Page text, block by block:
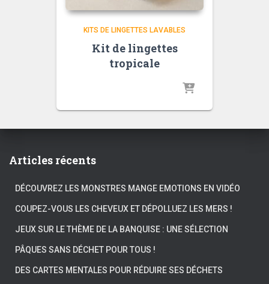
KITS DE LINGETTES LAVABLES
Kit de lingettes
tropicale
Articles récents
DÉCOUVREZ LES MONSTRES MANGE EMOTIONS EN VIDÉO
COUPEZ-VOUS LES CHEVEUX ET DÉPOLLUEZ LES MERS !
JEUX SUR LE THÈME DE LA BANQUISE : UNE SÉLECTION
PÂQUES SANS DÉCHET POUR TOUS !
DES CARTES MENTALES POUR RÉDUIRE SES DÉCHETS